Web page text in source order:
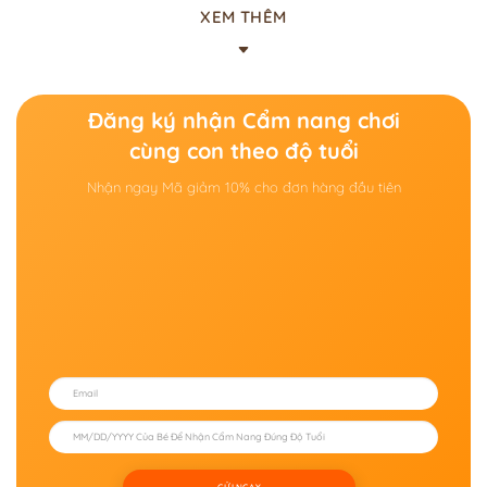
CSKH hoặc gửi thông tin qua form "Liên hệ để
XEM THÊM
Đăng ký nhận Cẩm nang chơi
cùng con theo độ tuổi
Nhận ngay Mã giảm 10% cho đơn hàng đầu tiên